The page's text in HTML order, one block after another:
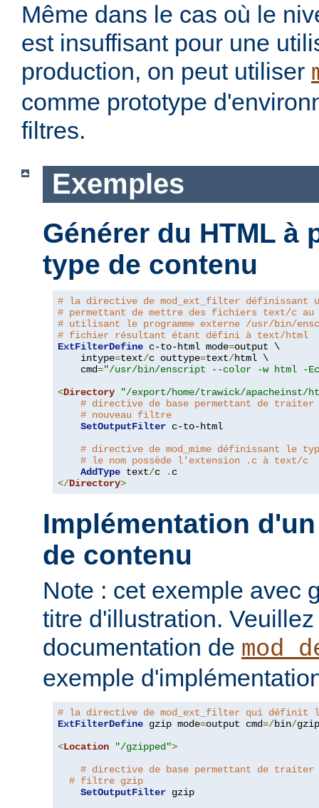
Même dans le cas où le
est insuffisant pour une
production, on peut utiliser
comme prototype
filtres.
Exemples
Générer du HTML à
type de contenu
# la directive de mod_ext_filter définissant
# permettant de mettre des fichiers text/c au
# utilisant le programme externe /usr/bin/
# fichier résultant étant défini à text/html
ExtFilterDefine c-to-html mode=output \
    intype
=text/c outtype=text/html \
    cmd
="/usr/bin/enscript --color -w html -
<Directory
"/export/home/trawick/apacheinst/
# directive de base permettant de
# nouveau filtre
SetOutputFilter c-to-html
# directive de mod_mime définissant le
# le nom possède l'extension .c à text/c
AddType text/c .
</Directory>
Implémentation
de contenu
Note : cet exemple avec
titre d'illustration.
documentation de
exemple
# la directive de mod_ext_filter qui définit
ExtFilterDefine gzip mode=output cmd=/bin/gzip
<Location "/gzipped">
# directive de base permettant de
# filtre gzip
SetOutputFilter gzip